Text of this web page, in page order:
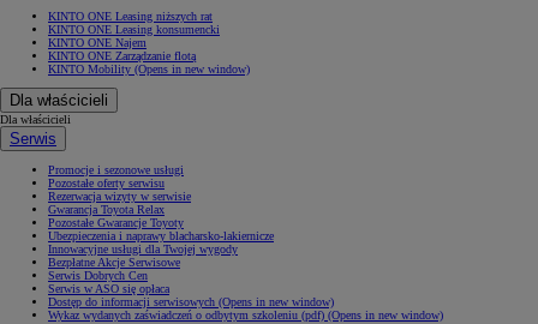
KINTO ONE Leasing niższych rat
KINTO ONE Leasing konsumencki
KINTO ONE Najem
KINTO ONE Zarządzanie flotą
KINTO Mobility (Opens in new window)
Dla właścicieli
Dla właścicieli
Serwis
Promocje i sezonowe usługi
Pozostałe oferty serwisu
Rezerwacja wizyty w serwisie
Gwarancja Toyota Relax
Pozostałe Gwarancje Toyoty
Ubezpieczenia i naprawy blacharsko-lakiernicze
Innowacyjne usługi dla Twojej wygody
Bezpłatne Akcje Serwisowe
Serwis Dobrych Cen
Serwis w ASO się opłaca
Dostęp do informacji serwisowych (Opens in new window)
Wykaz wydanych zaświadczeń o odbytym szkoleniu (pdf) (Opens in new window)